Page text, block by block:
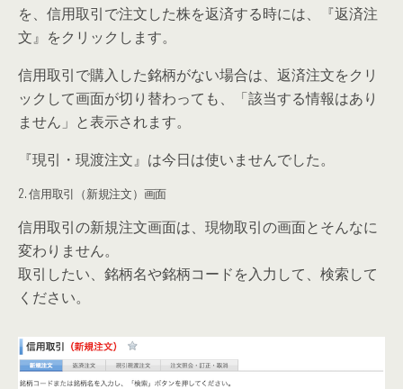
を、信用取引で注文した株を返済する時には、『返済注
文』をクリックします。
信用取引で購入した銘柄がない場合は、返済注文をクリ
ックして画面が切り替わっても、「該当する情報はあり
ません」と表示されます。
『現引・現渡注文』は今日は使いませんでした。
2. 信用取引（新規注文）画面
信用取引の新規注文画面は、現物取引の画面とそんなに
変わりません。
取引したい、銘柄名や銘柄コードを入力して、検索して
ください。